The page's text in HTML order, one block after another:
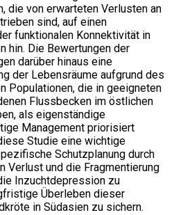
die von erwarteten Verlusten an
sind, auf einen
funktionalen Konnektivität in
hin. Die Bewertungen der
darüber hinaus eine
der Lebensräume aufgrund des
Populationen, die in geeigneten
Flussbecken im östlichen
als eigenständige
Management priorisiert
Studie eine wichtige
Schutzplanung durch
Verlust und die Fragmentierung
Inzuchtdepression zu
Überleben dieser
in Südasien zu sichern.